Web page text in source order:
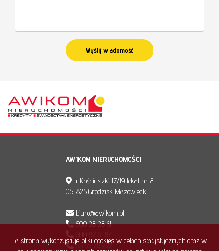
AWIKOM NIERUCHOMOŚCI
ul.Kościuszki 17/19 lokal nr 8
05-825 Grodzisk Mazowiecki
biuro@awikom.pl
500 28 28 61
53 55 78 222
Ta strona wykorzystuje pliki cookies w celach statystycznych oraz w